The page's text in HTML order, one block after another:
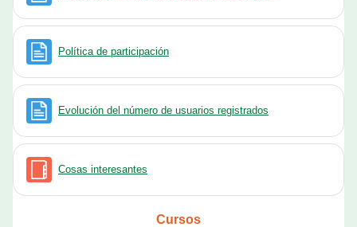
Política de participaciónPágina
Evolución del número de usuarios registrados
Cosas interesantes
Cursos